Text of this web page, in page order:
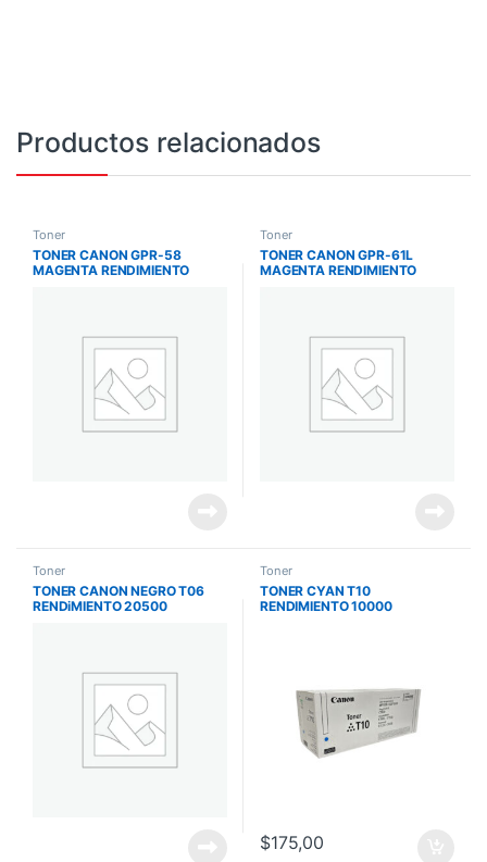
Productos relacionados
Toner
TONER CANON GPR-58
MAGENTA RENDIMIENTO
Toner
TONER CANON GPR-61L
MAGENTA RENDIMIENTO
Toner
TONER CANON NEGRO T06
RENDiMIENTO 20500
Toner
TONER CYAN T10
RENDIMIENTO 10000
$175,00